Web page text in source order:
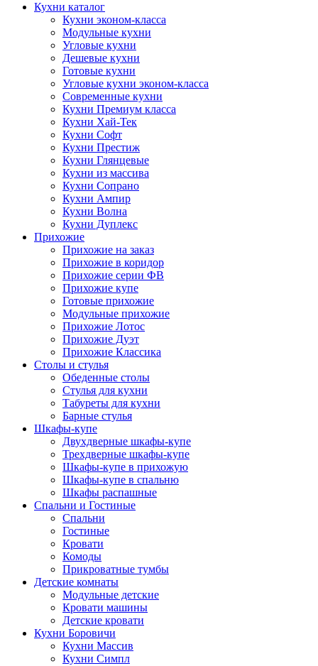
Кухни каталог
Кухни эконом-класса
Модульные кухни
Угловые кухни
Дешевые кухни
Готовые кухни
Угловые кухни эконом-класса
Современные кухни
Кухни Премиум класса
Кухни Хай-Тек
Кухни Софт
Кухни Престиж
Кухни Глянцевые
Кухни из массива
Кухни Сопрано
Кухни Ампир
Кухни Волна
Кухни Дуплекс
Прихожие
Прихожие на заказ
Прихожие в коридор
Прихожие серии ФВ
Прихожие купе
Готовые прихожие
Модульные прихожие
Прихожие Лотос
Прихожие Дуэт
Прихожие Классика
Столы и стулья
Обеденные столы
Стулья для кухни
Табуреты для кухни
Барные стулья
Шкафы-купе
Двухдверные шкафы-купе
Трехдверные шкафы-купе
Шкафы-купе в прихожую
Шкафы-купе в спальню
Шкафы распашные
Спальни и Гостиные
Спальни
Гостиные
Кровати
Комоды
Прикроватные тумбы
Детские комнаты
Модульные детские
Кровати машины
Детские кровати
Кухни Боровичи
Кухни Массив
Кухни Симпл